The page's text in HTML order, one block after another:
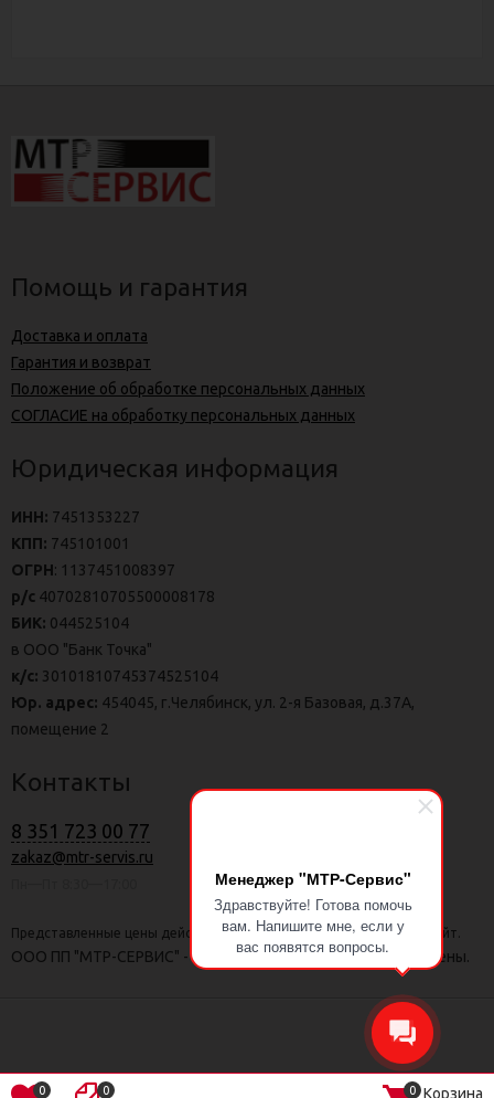
Менеджер "МТР-Сервис"
Здравствуйте! Готова помочь
вам. Напишите мне, если у
вас появятся вопросы.
Помощь и гарантия
Доставка и оплата
Гарантия и возврат
Положение об обработке персональных данных
СОГЛАСИЕ на обработку персональных данных
Юридическая информация
ИНН: 7451353227
КПП: 745101001
ОГРН: 1137451008397
р/с 40702810705500008178
БИК: 044525104
в ООО "Банк Точка"
к/с: 30101810745374525104
Юр. адрес: 454045, г.Челябинск, ул. 2-я Базовая, д.37А,
помещение 2
Контакты
8 351 723 00 77
zakaz@mtr-servis.ru
Представленные цены действительны только при заказе через сайт.
ООО ПП "МТР-СЕРВИС" - г. Калининград | Все права защищены.
0 0 0 Корзина